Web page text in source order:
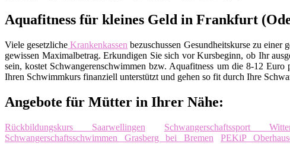
Aquafitness für kleines Geld in Frankfurt
Viele gesetzliche Krankenkassen bezuschussen Gesundheitskurse zu einer
gewissen Maximalbetrag. Erkundigen Sie sich vor Kursbeginn, ob Ihr
sein, kostet Schwangerenschwimmen bzw. Aquafitness um die 8-12
Ihren Schwimmkurs finanziell unterstützt und gehen so fit durch Ihre
Angebote für Mütter in Ihrer Nähe:
Rückbildungskurs Saarwellingen Schwangerschaftssport
Schwangerschaftsschwimmen Grasberg bei Bremen
PEKiP